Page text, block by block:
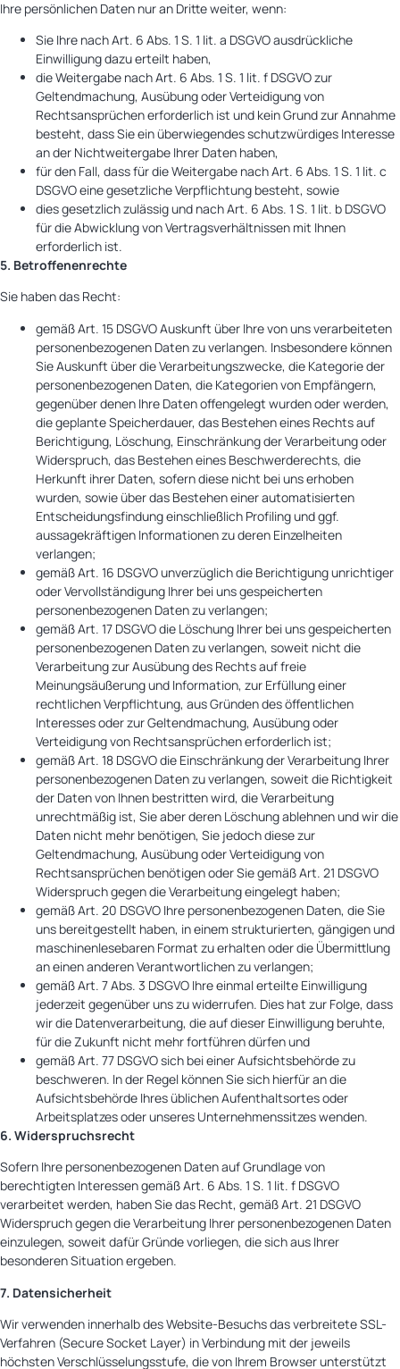
Ihre persönlichen Daten nur an Dritte weiter, wenn:
Sie Ihre nach Art. 6 Abs. 1 S. 1 lit. a DSGVO ausdrückliche
Einwilligung dazu erteilt haben,
die Weitergabe nach Art. 6 Abs. 1 S. 1 lit. f DSGVO zur
Geltendmachung, Ausübung oder Verteidigung von
Rechtsansprüchen erforderlich ist und kein Grund zur Annahme
besteht, dass Sie ein überwiegendes schutzwürdiges Interesse
an der Nichtweitergabe Ihrer Daten haben,
für den Fall, dass für die Weitergabe nach Art. 6 Abs. 1 S. 1 lit. c
DSGVO eine gesetzliche Verpflichtung besteht, sowie
dies gesetzlich zulässig und nach Art. 6 Abs. 1 S. 1 lit. b DSGVO
für die Abwicklung von Vertragsverhältnissen mit Ihnen
erforderlich ist.
5. Betroffenenrechte
Sie haben das Recht:
gemäß Art. 15 DSGVO Auskunft über Ihre von uns verarbeiteten
personenbezogenen Daten zu verlangen. Insbesondere können
Sie Auskunft über die Verarbeitungszwecke, die Kategorie der
personenbezogenen Daten, die Kategorien von Empfängern,
gegenüber denen Ihre Daten offengelegt wurden oder werden,
die geplante Speicherdauer, das Bestehen eines Rechts auf
Berichtigung, Löschung, Einschränkung der Verarbeitung oder
Widerspruch, das Bestehen eines Beschwerderechts, die
Herkunft ihrer Daten, sofern diese nicht bei uns erhoben
wurden, sowie über das Bestehen einer automatisierten
Entscheidungsfindung einschließlich Profiling und ggf.
aussagekräftigen Informationen zu deren Einzelheiten
verlangen;
gemäß Art. 16 DSGVO unverzüglich die Berichtigung unrichtiger
oder Vervollständigung Ihrer bei uns gespeicherten
personenbezogenen Daten zu verlangen;
gemäß Art. 17 DSGVO die Löschung Ihrer bei uns gespeicherten
personenbezogenen Daten zu verlangen, soweit nicht die
Verarbeitung zur Ausübung des Rechts auf freie
Meinungsäußerung und Information, zur Erfüllung einer
rechtlichen Verpflichtung, aus Gründen des öffentlichen
Interesses oder zur Geltendmachung, Ausübung oder
Verteidigung von Rechtsansprüchen erforderlich ist;
gemäß Art. 18 DSGVO die Einschränkung der Verarbeitung Ihrer
personenbezogenen Daten zu verlangen, soweit die Richtigkeit
der Daten von Ihnen bestritten wird, die Verarbeitung
unrechtmäßig ist, Sie aber deren Löschung ablehnen und wir die
Daten nicht mehr benötigen, Sie jedoch diese zur
Geltendmachung, Ausübung oder Verteidigung von
Rechtsansprüchen benötigen oder Sie gemäß Art. 21 DSGVO
Widerspruch gegen die Verarbeitung eingelegt haben;
gemäß Art. 20 DSGVO Ihre personenbezogenen Daten, die Sie
uns bereitgestellt haben, in einem strukturierten, gängigen und
maschinenlesebaren Format zu erhalten oder die Übermittlung
an einen anderen Verantwortlichen zu verlangen;
gemäß Art. 7 Abs. 3 DSGVO Ihre einmal erteilte Einwilligung
jederzeit gegenüber uns zu widerrufen. Dies hat zur Folge, dass
wir die Datenverarbeitung, die auf dieser Einwilligung beruhte,
für die Zukunft nicht mehr fortführen dürfen und
gemäß Art. 77 DSGVO sich bei einer Aufsichtsbehörde zu
beschweren. In der Regel können Sie sich hierfür an die
Aufsichtsbehörde Ihres üblichen Aufenthaltsortes oder
Arbeitsplatzes oder unseres Unternehmenssitzes wenden.
6. Widerspruchsrecht
Sofern Ihre personenbezogenen Daten auf Grundlage von
berechtigten Interessen gemäß Art. 6 Abs. 1 S. 1 lit. f DSGVO
verarbeitet werden, haben Sie das Recht, gemäß Art. 21 DSGVO
Widerspruch gegen die Verarbeitung Ihrer personenbezogenen Daten
einzulegen, soweit dafür Gründe vorliegen, die sich aus Ihrer
besonderen Situation ergeben.
7. Datensicherheit
Wir verwenden innerhalb des Website-Besuchs das verbreitete SSL-
Verfahren (Secure Socket Layer) in Verbindung mit der jeweils
höchsten Verschlüsselungsstufe, die von Ihrem Browser unterstützt